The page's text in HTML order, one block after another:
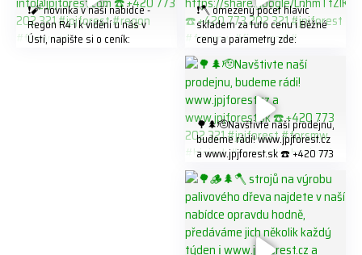
❗️🧨 novinka v naší nabídce -
Regon R4 ℹ️ k vidění u nás v
Ústí, napište si o ceník:
❗️🪓 omezený počet hlavic
skladem za tuto cenu ℹ️ Běžné
ceny a parametry zde:
K8W5t7i6o ☎️ +420 773 202
321 #jpjforest #forsmw
#firewood #
🌳🌲🫡Navštivte naší prodejnu,
budeme rádi! www.jpjforest.cz
a www.jpjforest.sk ☎️ +420 773
#biojack #regon #vahvajussi